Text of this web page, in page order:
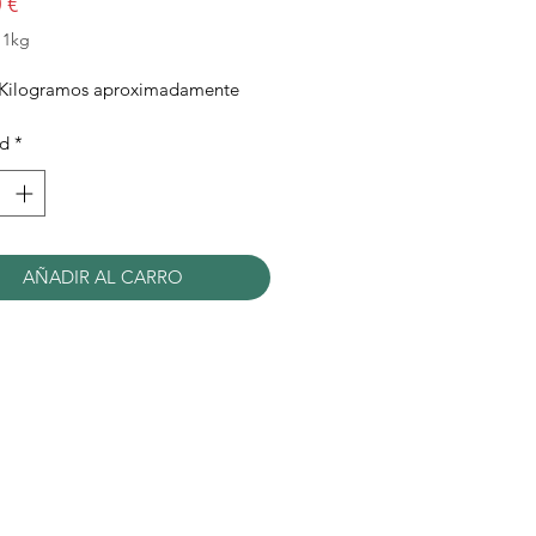
1kg
aproximadamente
*
AÑADIR AL CARRO